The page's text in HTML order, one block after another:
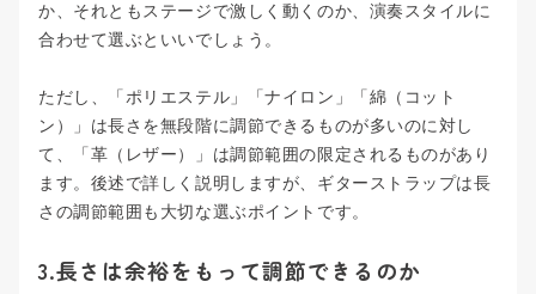
か、それともステージで激しく動くのか、演奏スタイルに
合わせて選ぶといいでしょう。
ただし、「ポリエステル」「ナイロン」「綿（コット
ン）」は長さを無段階に調節できるものが多いのに対し
て、「革（レザー）」は調節範囲の限定されるものがあり
ます。後述で詳しく説明しますが、ギターストラップは長
さの調節範囲も大切な選ぶポイントです。
3.長さは余裕をもって調節できるのか